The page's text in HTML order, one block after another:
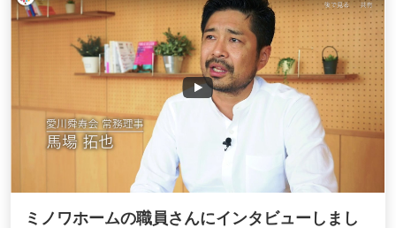
ミノワホームの職員さんにインタビューしまし